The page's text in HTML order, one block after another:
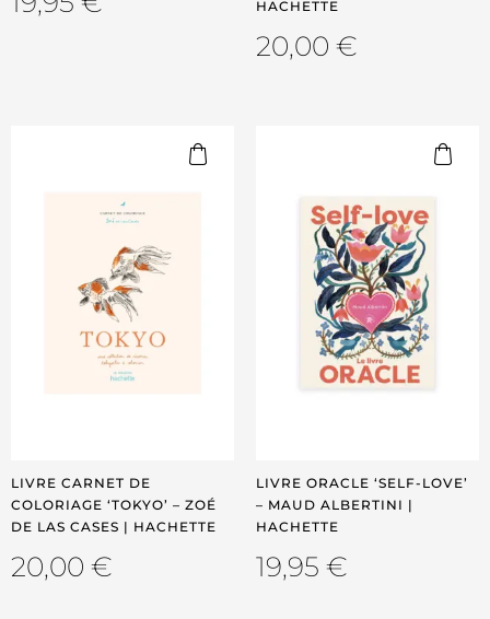
HACHETTE
20,00 €
LIVRE CARNET DE
COLORIAGE ‘TOKYO’ – ZOÉ
DE LAS CASES | HACHETTE
20,00 €
LIVRE ORACLE ‘SELF-LOVE’
– MAUD ALBERTINI |
HACHETTE
19,95 €